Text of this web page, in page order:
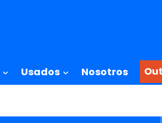
Usados Nosotros